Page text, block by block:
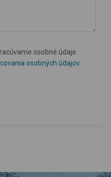
osobné údaje
osobných údajov.